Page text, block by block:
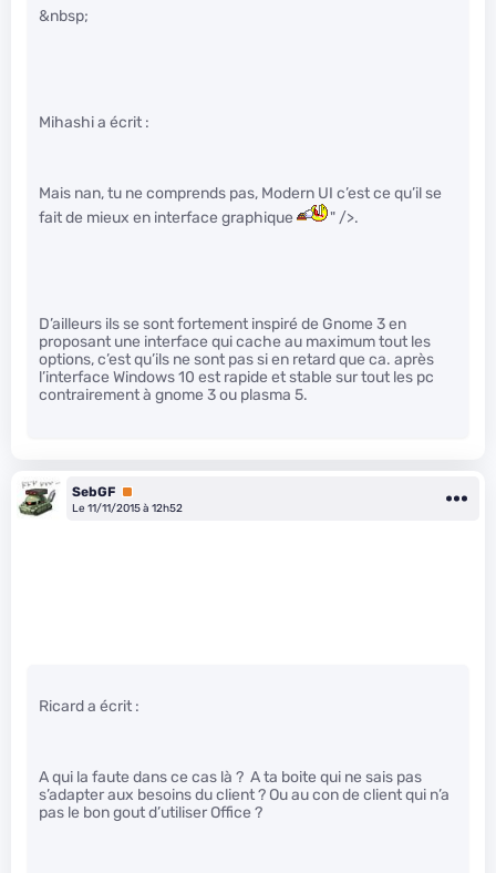
&nbsp;
Mihashi a écrit :
Mais nan, tu ne comprends pas, Modern UI c’est ce qu’il se
fait de mieux en interface graphique
" />.
D’ailleurs ils se sont fortement inspiré de Gnome 3 en
proposant une interface qui cache au maximum tout les
options, c’est qu’ils ne sont pas si en retard que ca. après
l’interface Windows 10 est rapide et stable sur tout les pc
contrairement à gnome 3 ou plasma 5.
SebGF Premium
Le 11/11/2015 à 12h52
Ricard a écrit :
A qui la faute dans ce cas là ? A ta boite qui ne sais pas
s’adapter aux besoins du client ? Ou au con de client qui n’a
pas le bon gout d’utiliser Office ?